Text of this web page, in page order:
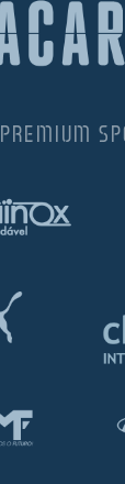
PREMIUM